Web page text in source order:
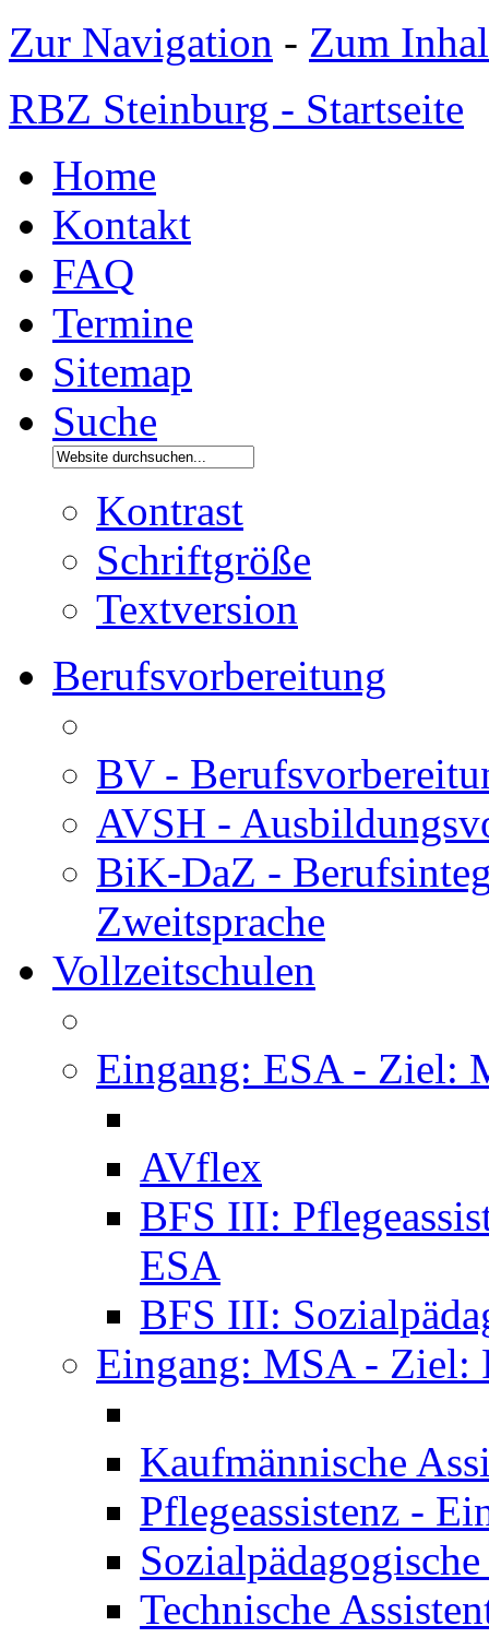
Zur Navigation - Zum
RBZ Steinburg - Startseite
Home
Kontakt
FAQ
Termine
Sitemap
Suche
Kontrast
Schriftgröße
Textversion
Berufsvorbereitung
BV -
AVSH -
BiK-DaZ -
Zweitsprache
Vollzeitschulen
Eingang: ESA - Ziel:
AVflex
BFS III:
ESA
BFS III:
Eingang: MSA - Ziel:
Kaufmännische
Pflegeassistenz -
Technische